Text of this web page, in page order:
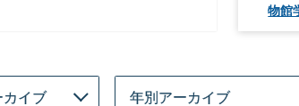
物館